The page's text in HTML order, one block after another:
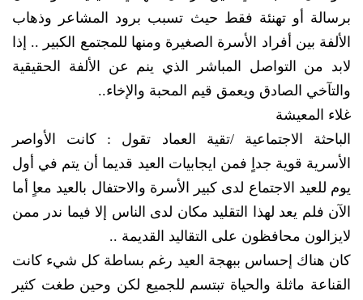
برسالة أو تهنئة فقط حيث تسبب برود المشاعر وذهاب
الألفة بين أفراد الأسرة الصغيرة ومنها للمجتمع الكبير .. إذا
لابد من التواصل المباشر الذي ينم عن الألفة الحقيقية
والتآخي الصادق ويعمق قيم المحبة والإخاء..
غلاء المعيشة
الباحثة الاجتماعية /تقية العماد تقول : كانت الأواصر
الأسرية قوية جداٍ فمن ايجابيات العيد قديما أن يتم في أول
يوم للعيد الاجتماع لدى كبير الأسرة والاحتفال بالعيد معاٍ أما
الآن فلم يعد لهذا التقليد مكان لدى الناس إلا فيما ندر ممن
لايزالون محافظون على التقاليد القديمة ..
كان هناك إحساس ببهجة العيد رغم بساطة كل شيء كانت
القناعة ماثلة والحياة تبتسم للجميع لكن وحين طغت كثير